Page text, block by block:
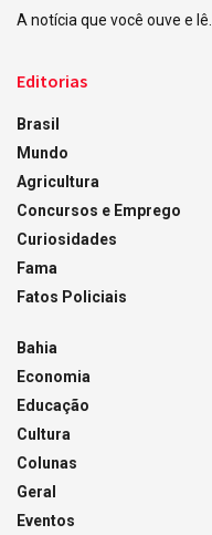
A notícia que você ouve e lê.
Editorias
Brasil
Mundo
Agricultura
Concursos e Emprego
Curiosidades
Fama
Fatos Policiais
Bahia
Economia
Educação
Cultura
Colunas
Geral
Eventos